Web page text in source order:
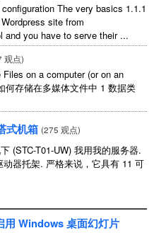
The very basics 1.1.1
site from
and you have to serve their...
观点)
on a computer(or on an
何存储在多媒体文件中 1 数据类
式机箱 (275 观点)
(STC-T01-UW) 我用我的服务器.
器托架. 严格来说，它具有 11 可
用 Windows 桌面幻灯片